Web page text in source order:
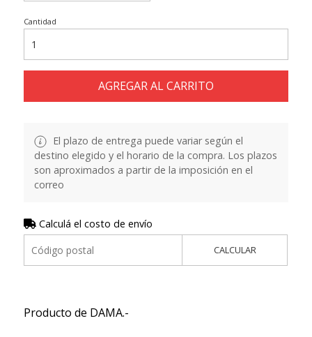
Cantidad
AGREGAR AL CARRITO
El plazo de entrega puede variar según el
destino elegido y el horario de la compra. Los plazos
son aproximados a partir de la imposición en el
correo
Calculá el costo de envío
CALCULAR
Producto de DAMA.-